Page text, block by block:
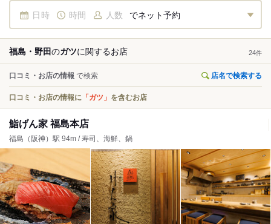
日時 時間 人数 でネット予約
福島・野田のガツに関するお店 24件
口コミ・お店の情報 で検索 店名で検索する
口コミ・お店の情報に 「ガツ」 を含むお店
鮨げん家 福島本店
福島（阪神）駅 94m / 寿司、海鮮、鍋